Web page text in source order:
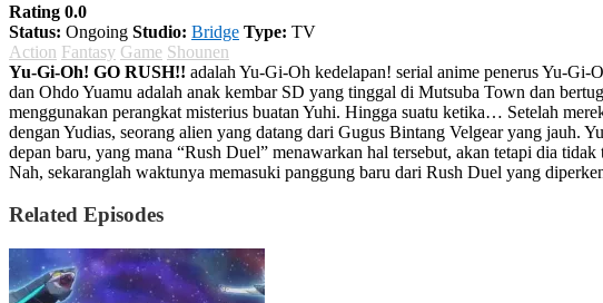
Rating 0.0
Status: Ongoing Studio: Bridge Type: TV
Action Fantasy Game Shounen
Yu-Gi-Oh! GO RUSH!! adalah Yu-Gi-Oh kedelapan! serial anime penerus Yu-
dan Ohdo Yuamu adalah anak kembar SD yang tinggal di Mutsuba Town dan
menggunakan perangkat misterius buatan Yuhi. Hingga suatu ketika… Setelah
dengan Yudias, seorang alien yang datang dari Gugus Bintang Velgear yang jauh.
depan baru, yang mana “Rush Duel” menawarkan hal tersebut, akan tetapi dia
Nah, sekaranglah waktunya memasuki panggung baru dari Rush Duel yang
Related Episodes